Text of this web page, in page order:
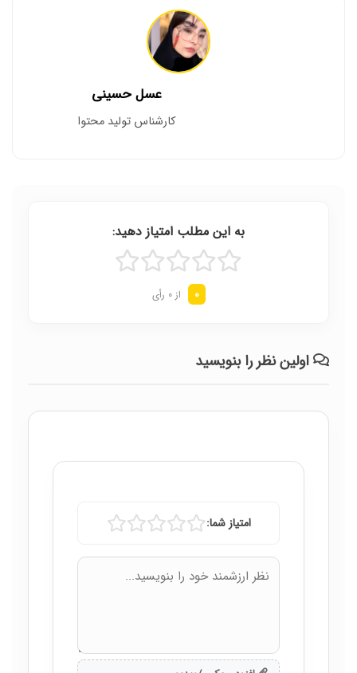
عسل حسینی
کارشناس تولید محتوا
به این مطلب امتیاز دهید:
0 از 0 رأی
اولین نظر را بنویسید
امتیاز شما: